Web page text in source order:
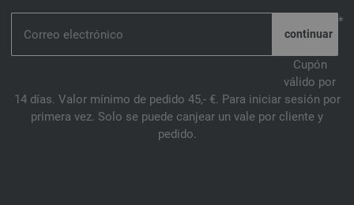
*
Cupón
válido por
14 días. Valor mínimo de pedido 45,- €. Para iniciar sesión por
primera vez. Solo se puede canjear un vale por cliente y
pedido.